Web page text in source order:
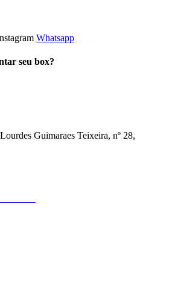
Whatsapp
seu box?
Guimaraes Teixeira, nº 28,